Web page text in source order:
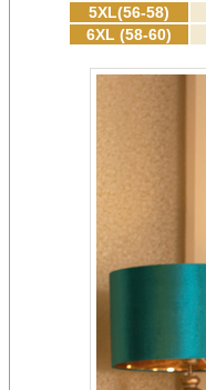
5XL(56-58)
6XL (58-60)